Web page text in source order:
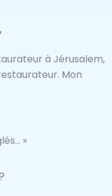
à Jérusalem,
Mon
»